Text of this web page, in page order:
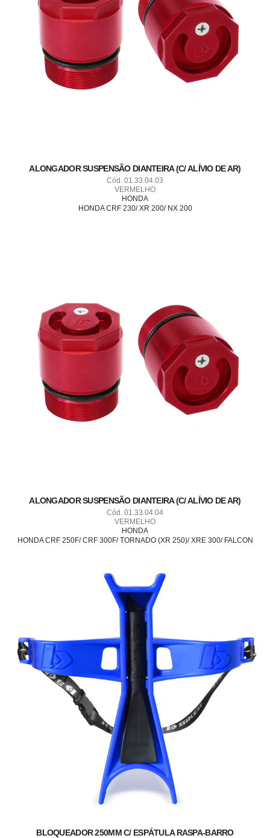
ALONGADOR SUSPENSÃO DIANTEIRA (C/ ALÍVIO DE AR)
Cód. 01.33.04.03
VERMELHO
HONDA
HONDA CRF 230/ XR 200/ NX 200
ALONGADOR SUSPENSÃO DIANTEIRA (C/ ALÍVIO DE AR)
Cód. 01.33.04.04
VERMELHO
HONDA
HONDA CRF 250F/ CRF 300F/ TORNADO (XR 250)/ XRE 300/ FALCON
BLOQUEADOR 250MM C/ ESPÁTULA RASPA-BARRO